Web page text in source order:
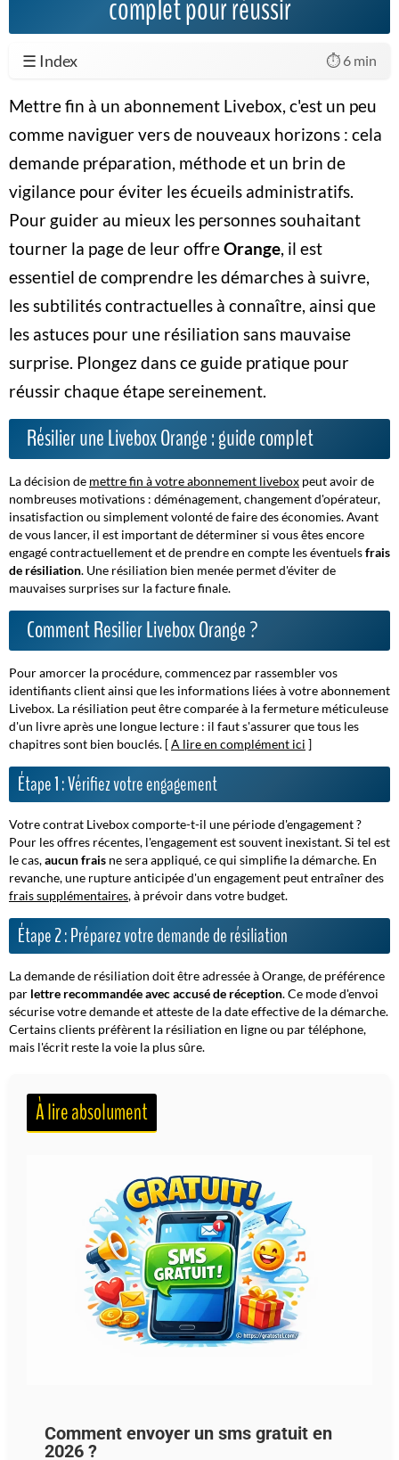
complet pour réussir
☰ Index ⏱️ 6 min
Mettre fin à un abonnement Livebox, c'est un peu
comme naviguer vers de nouveaux horizons : cela
demande préparation, méthode et un brin de
vigilance pour éviter les écueils administratifs.
Pour guider au mieux les personnes souhaitant
tourner la page de leur offreOrange, il est
essentiel de comprendre les démarches à suivre,
les subtilités contractuelles à connaître, ainsi que
les astuces pour une résiliation sans mauvaise
surprise. Plongez dans ce guide pratique pour
réussir chaque étape sereinement.
Résilier une Livebox Orange : guide complet
La décision de mettre fin à votreabonnement livebox peut avoir de
nombreuses motivations : déménagement, changement d'opérateur,
insatisfaction ou simplement volonté de faire des économies. Avant
de vous lancer, il est important de déterminer si vous êtes encore
engagé contractuellement et de prendre en compte les éventuelsfrais
de résiliation. Une résiliation bien menée permet d'éviter de
mauvaises surprises sur la facture finale.
Comment Resilier Livebox Orange ?
Pour amorcer la procédure, commencez par rassembler vos
identifiants client ainsi que les informations liées à votre abonnement
Livebox. La résiliation peut être comparée à la fermeture méticuleuse
d'un livre après une longue lecture : il faut s'assurer que tous les
chapitres sont bien bouclés. [A lire en complément ici ]
Étape 1 : Vérifiez votre engagement
Votre contrat Livebox comporte-t-il une période d'engagement ?
Pour les offres récentes, l'engagement est souvent inexistant. Si tel est
le cas,aucun frais ne sera appliqué, ce qui simplifie la démarche. En
revanche, une rupture anticipée d'un engagement peut entraîner des
frais supplémentaires, à prévoir dans votre budget.
Étape 2 : Préparez votre demande de résiliation
La demande de résiliation doit être adressée à Orange, de préférence
par lettre recommandée avec accusé de réception. Ce mode d'envoi
sécurise votre demande et atteste de la date effective de la démarche.
Certains clients préfèrent la résiliation en ligne ou par téléphone,
mais l'écrit reste la voie la plus sûre.
À lire absolument
Comment envoyer un sms gratuit en
2026 ?